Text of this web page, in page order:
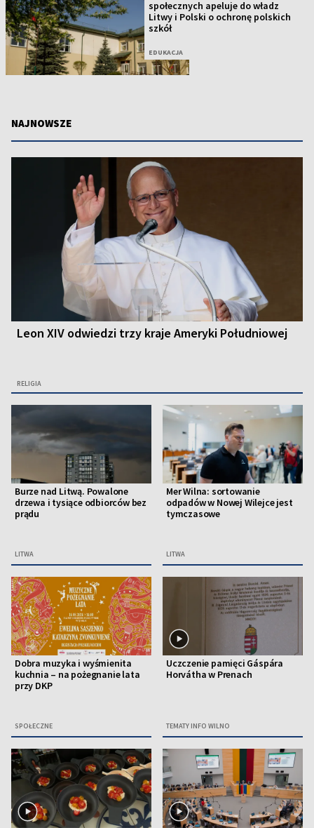
społecznych apeluje do władz
Litwy i Polski o ochronę polskich
szkół
EDUKACJA
NAJNOWSZE
Leon XIV odwiedzi trzy kraje Ameryki Południowej
RELIGIA
Burze nad Litwą. Powalone
drzewa i tysiące odbiorców bez
prądu
LITWA
Mer Wilna: sortowanie
odpadów w Nowej Wilejce jest
tymczasowe
LITWA
Dobra muzyka i wyśmienita
kuchnia – na pożegnanie lata
przy DKP
SPOŁECZNE
Uczczenie pamięci Gáspára
Horvátha w Prenach
TEMATY INFO WILNO